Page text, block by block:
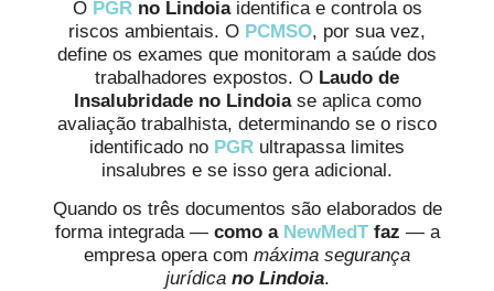
O PGRno Lindoiaidentifica e controla os
riscos ambientais. O PCMSO, por sua vez,
define os exames que monitoram a saúde dos
trabalhadores expostos. O Laudo de
Insalubridade no Lindoiase aplica como
avaliação trabalhista, determinando se o risco
identificado no PGR ultrapassa limites
insalubres e se isso gera adicional.
Quando os três documentos são elaborados de
forma integrada — como a NewMedT faz — a
empresa opera com máxima segurança
jurídica no Lindoia.